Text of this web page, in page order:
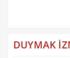
DUYMAK